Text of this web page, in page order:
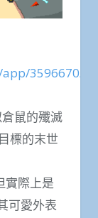
3596670/
鼠的殲滅
標的末世
實際上是
可愛外表